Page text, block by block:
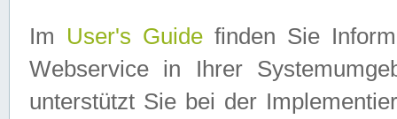
Im User's Guidefinden Sie
Webservice in Ihrer
unterstützt Sie bei der